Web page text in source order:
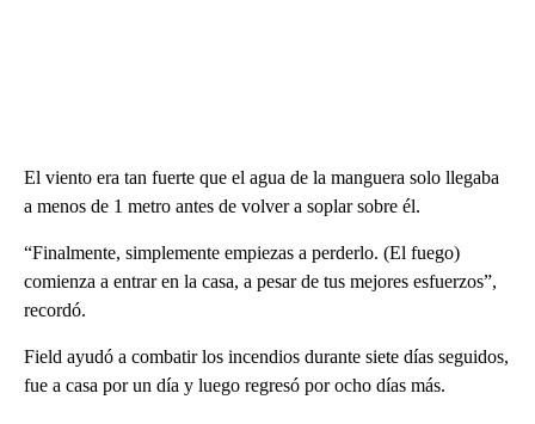
El viento era tan fuerte que el agua de la manguera solo llegaba
a menos de 1 metro antes de volver a soplar sobre él.
“Finalmente, simplemente empiezas a perderlo. (El fuego)
comienza a entrar en la casa, a pesar de tus mejores esfuerzos”,
recordó.
Field ayudó a combatir los incendios durante siete días seguidos,
fue a casa por un día y luego regresó por ocho días más.